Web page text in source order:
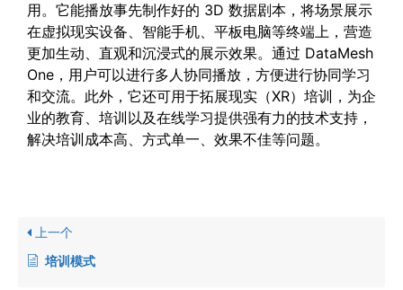
用。它能播放事先制作好的 3D 数据剧本，将场景展示
在虚拟现实设备、智能手机、平板电脑等终端上，营造
更加生动、直观和沉浸式的展示效果。通过 DataMesh
One，用户可以进行多人协同播放，方便进行协同学习
和交流。此外，它还可用于拓展现实（XR）培训，为企
业的教育、培训以及在线学习提供强有力的技术支持，
解决培训成本高、方式单一、效果不佳等问题。
上一个
培训模式